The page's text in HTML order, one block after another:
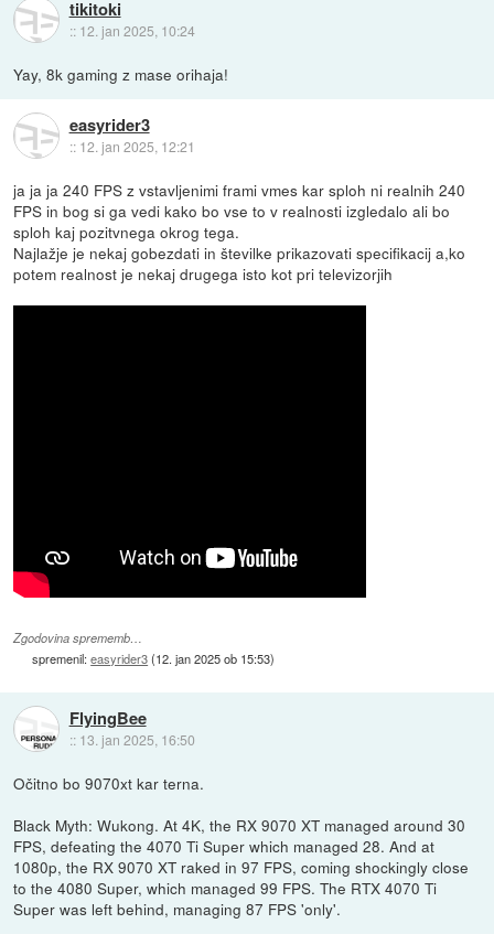
tikitoki
:: 12. jan 2025, 10:24
Yay, 8k gaming z mase orihaja!
easyrider3
:: 12. jan 2025, 12:21
ja ja ja 240 FPS z vstavljenimi frami vmes kar sploh ni realnih 240
FPS in bog si ga vedi kako bo vse to v realnosti izgledalo ali bo
sploh kaj pozitvnega okrog tega.
Najlažje je nekaj gobezdati in številke prikazovati specifikacij a,ko
potem realnost je nekaj drugega isto kot pri televizorjih
Zgodovina sprememb…
spremenil:easyrider3(12. jan 2025 ob 15:53)
FlyingBee
:: 13. jan 2025, 16:50
Očitno bo 9070xt kar terna.
Black Myth: Wukong. At 4K, the RX 9070 XT managed around 30
FPS, defeating the 4070 Ti Super which managed 28. And at
1080p, the RX 9070 XT raked in 97 FPS, coming shockingly close
to the 4080 Super, which managed 99 FPS. The RTX 4070 Ti
Super was left behind, managing 87 FPS 'only'.